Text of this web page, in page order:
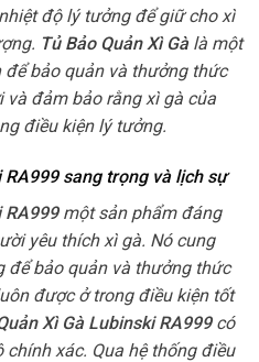
độ lý tưởng để giữ cho xì
Tủ Bảo Quản Xì Gàlà một
bảo quản và thưởng thức
đảm bảo rằng xì gà của
điều kiện lý tưởng.
RA999 sang trọng và lịch sự
RA999 một sản phẩm đáng
yêu thích xì gà. Nó cung
bảo quản và thưởng thức
được ở trong điều kiện tốt
Xì Gà Lubinski RA999 có
xác. Qua hệ thống điều